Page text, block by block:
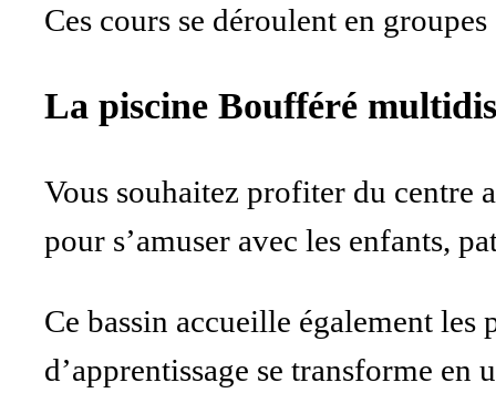
Ces cours se déroulent en
La piscine Boufféré
Vous souhaitez profiter du centre
pour s’amuser avec les enfants,
Ce bassin accueille également
d’apprentissage se transforme